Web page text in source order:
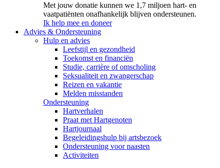
Met jouw donatie kunnen we 1,7 miljoen hart- en
vaatpatiënten onafhankelijk blijven ondersteunen.
Ik help mee en doneer
Advies & Ondersteuning
Hulp en advies
Leefstijl en gezondheid
Toekomst en financiën
Studie, carrière of omscholing
Seksualiteit en zwangerschap
Reizen en vakantie
Melden misstanden
Ondersteuning
Hartverhalen
Praat met Hartgenoten
Hartjournaal
Begeleidingshulp bij artsbezoek
Ondersteuning voor naasten
Activiteiten